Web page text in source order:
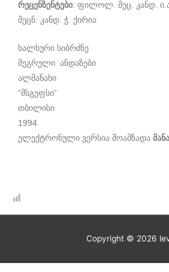
რეცენზენტები: ფილოლ. მეც. კანდ.
მეცნ. კანდ. ჭ. ქირია
ხალხური სიბრძნე
მეგრული ანდაზები
ალმანახი
“მსგეფსი”
თბილისი
1994
ელექტრონული ვერსია მოამზადა
Copyright © 2026